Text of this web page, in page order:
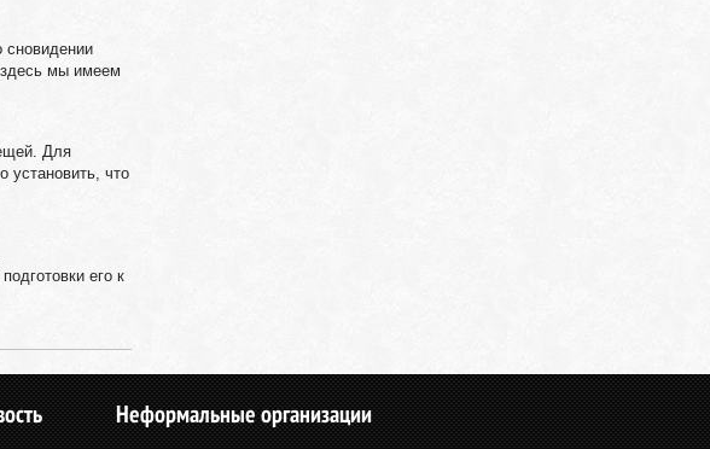
сновидении
мы имеем
Для
установить, что
его к
Неформальные организации